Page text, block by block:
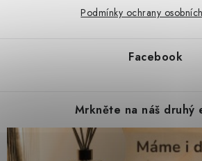
Podmínky ochrany
Facebook
Mrkněte na náš druhý